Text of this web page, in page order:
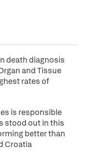
death diagnosis
and Tissue
rates of
is responsible
stood out in this
better than
Croatia